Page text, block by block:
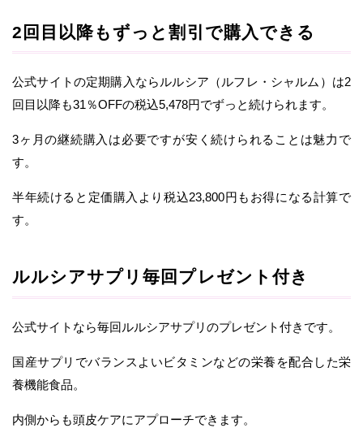
2回目以降もずっと割引で購入できる
公式サイトの定期購入ならルルシア（ルフレ・シャルム）は2
回目以降も31％OFFの税込5,478円でずっと続けられます。
3ヶ月の継続購入は必要ですが安く続けられることは魅力で
す。
半年続けると定価購入より税込23,800円もお得になる計算で
す。
ルルシアサプリ毎回プレゼント付き
公式サイトなら毎回ルルシアサプリのプレゼント付きです。
国産サプリでバランスよいビタミンなどの栄養を配合した栄
養機能食品。
内側からも頭皮ケアにアプローチできます。